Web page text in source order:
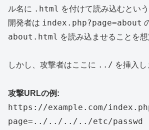
ル名に .html を付けて読み込むとい
開発者は index.php?page=about
about.html を読み込ませることを想
しかし、攻撃者はここに ../ を挿入し
攻撃URLの例:
https://example.com/
page=../../../../etc/passwd